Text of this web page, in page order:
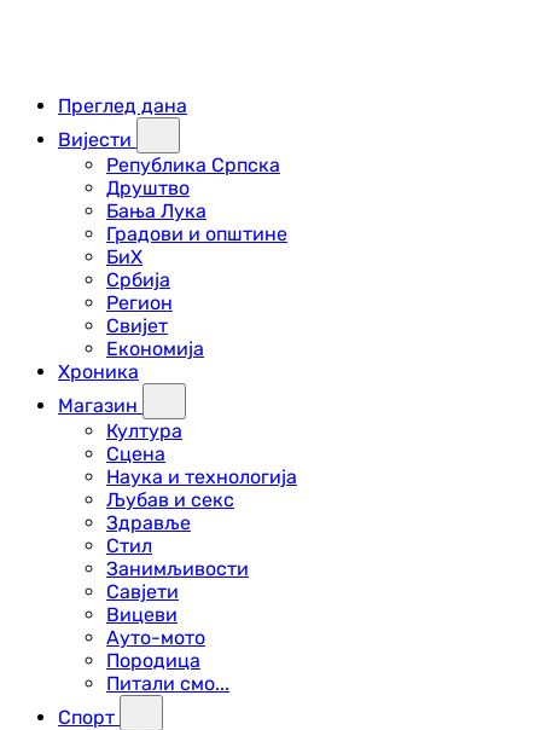
Преглед дана
Вијести
Република Српска
Друштво
Бања Лука
Градови и општине
БиХ
Србија
Регион
Свијет
Економија
Хроника
Магазин
Култура
Сцена
Наука и технологија
Љубав и секс
Здравље
Стил
Занимљивости
Савјети
Вицеви
Ауто-мото
Породица
Питали смо...
Спорт